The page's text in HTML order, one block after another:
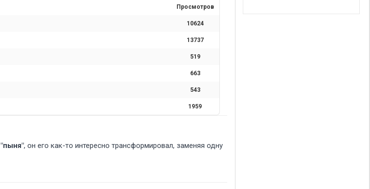
Просмотров
10624
13737
519
663
543
1959
"пыня", он его как-то интересно трансформировал, заменяя одну